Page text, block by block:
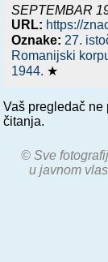
SEPTEMBAR
URL: https://
Oznake: 27.
Romanijski
1944. ★
Vaš pregledač ne
čitanja.
© Sve
u javnom